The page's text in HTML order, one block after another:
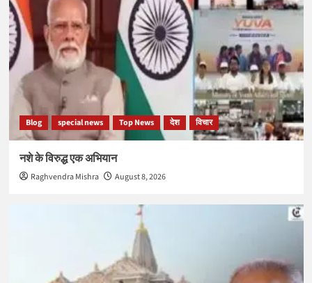
Blog special news Top News देश विचार
नशे के विरुद्ध एक अभियान
Raghvendra Mishra August 8, 2026